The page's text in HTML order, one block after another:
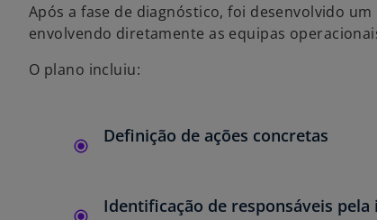
Após a fase de diagnóstico, foi desenvolvido
envolvendo diretamente as equipas
O plano incluiu:
Definição de ações concretas
Identificação de responsáveis